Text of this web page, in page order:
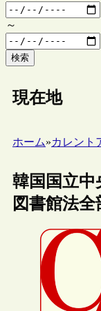
～
検索
現在地
ホーム»カレント
韓国国立中
図書館法全